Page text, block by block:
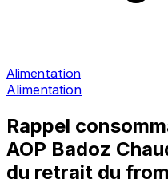
Alimentation
Alimentation
Rappel
AOP Badoz
du retrait du